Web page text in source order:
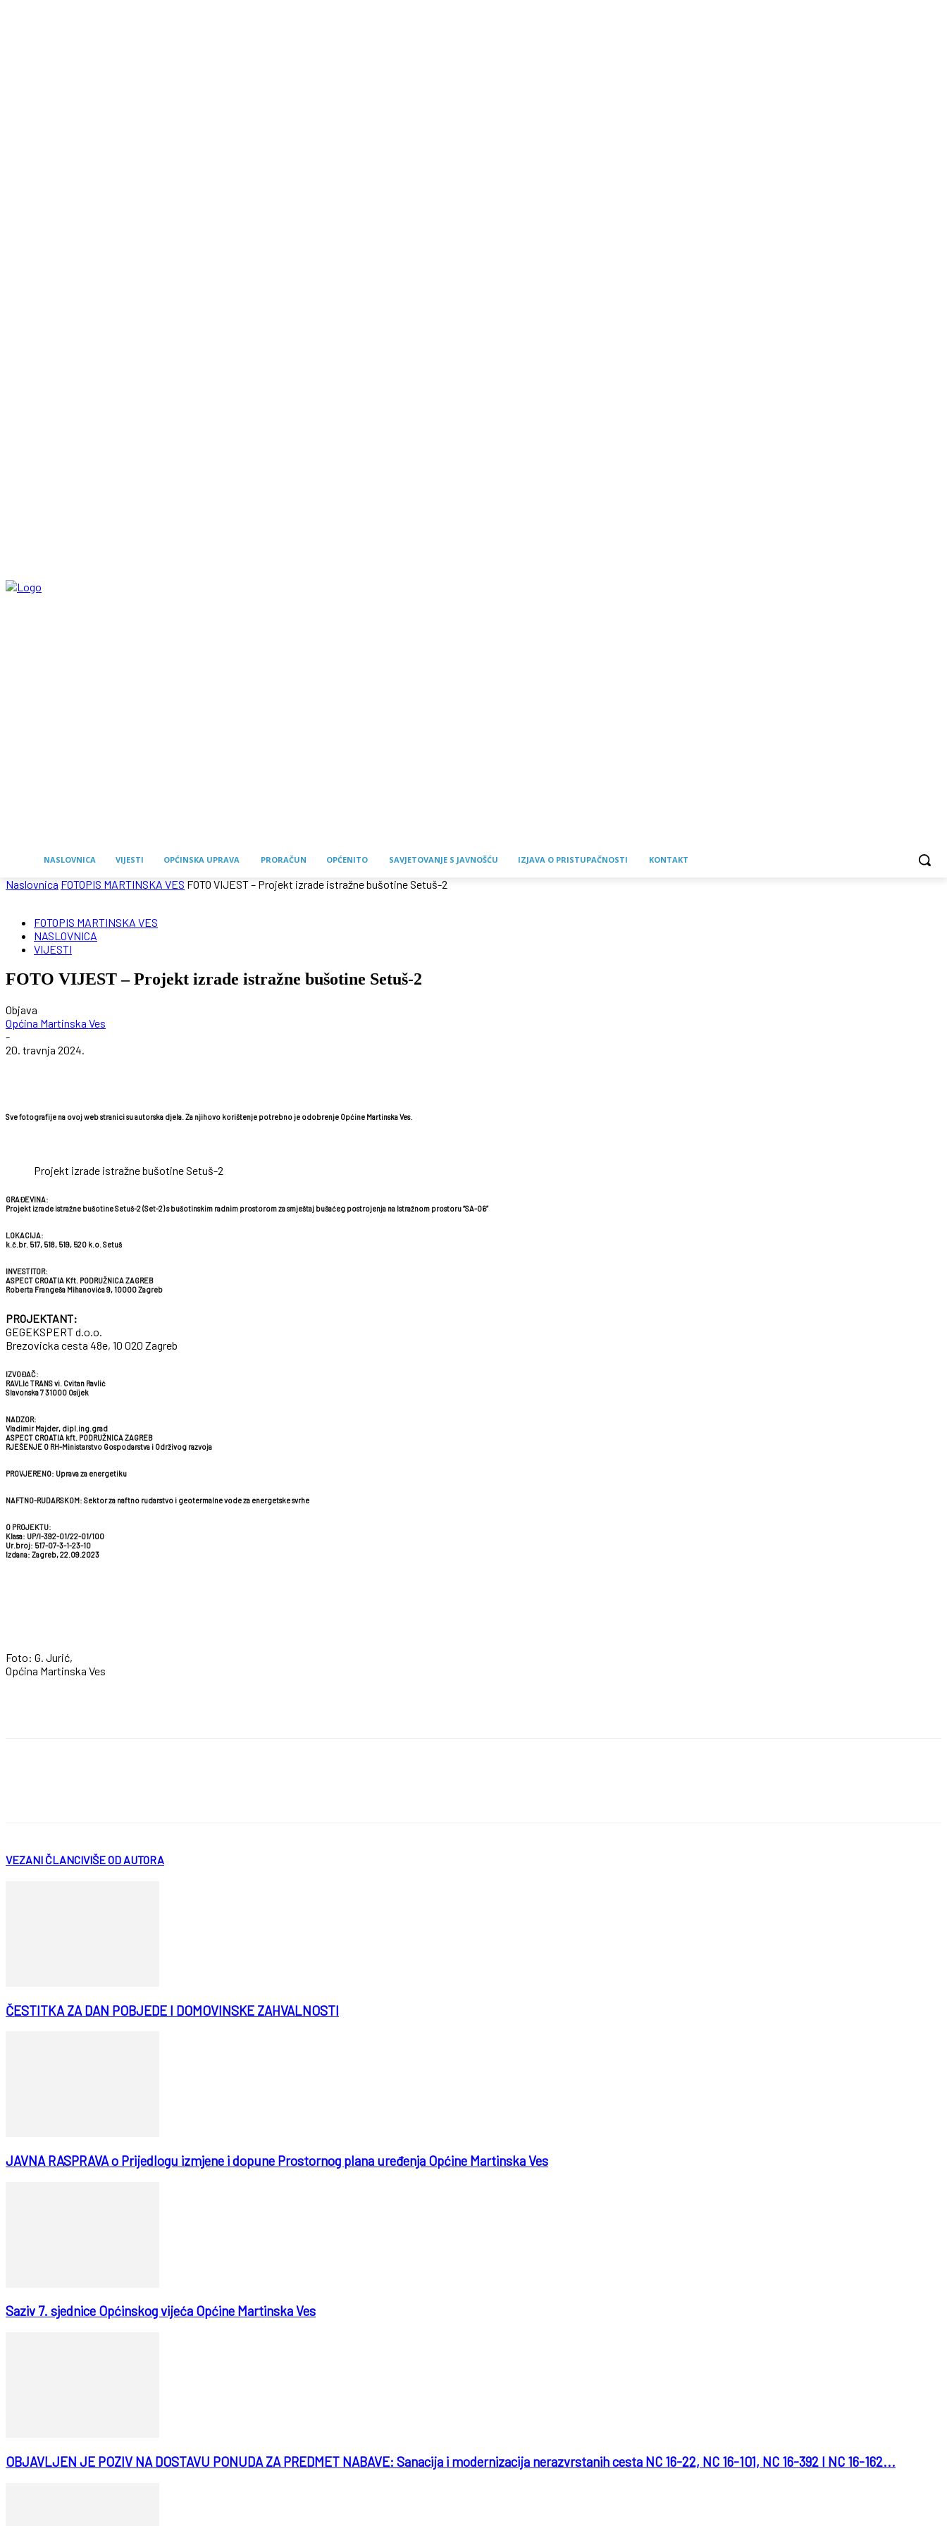
NASLOVNICA VIJESTI OPĆINSKA UPRAVA PRORAČUN OPĆENITO SAVJETOVANJE S JAVNOŠĆU IZJAVA O PRISTUPAČNOSTI KONTAKT
Naslovnica FOTOPIS MARTINSKA VES FOTO VIJEST – Projekt izrade istražne bušotine Setuš-2
FOTOPIS MARTINSKA VES
NASLOVNICA
VIJESTI
FOTO VIJEST – Projekt izrade istražne bušotine Setuš-2
Objava
Općina Martinska Ves
-
20. travnja 2024.
Sve fotografije na ovoj web stranici su autorska djela. Za njihovo korištenje potrebno je odobrenje Općine Martinska Ves.
Projekt izrade istražne bušotine Setuš-2
GRAĐEVINA:
Projekt izrade istražne bušotine Setuš-2 (Set-2) s bušotinskim radnim prostorom za smještaj bušaćeg postrojenja na Istražnom prostoru “SA-06”
LOKACIJA:
k.č.br. 517, 518, 519, 520 k.o. Setuš
INVESTITOR:
ASPECT CROATIA Kft. PODRUŽNICA ZAGREB
Roberta Frangeša Mihanovića 9, 10000 Zagreb
PROJEKTANT:
GEGEKSPERT d.o.o.
Brezovicka cesta 48e, 10 020 Zagreb
IZVOĐAČ:
RAVLIć TRANS vi. Cvitan Ravlić
Slavonska 7 31000 Osijek
NADZOR:
Vladimir Majder, dipl.ing.grad
ASPECT CROATIA kft. PODRUŽNICA ZAGREB
RJEŠENJE O RH-Ministarstvo Gospodarstva i Održivog razvoja
PROVJERENO: Uprava za energetiku
NAFTNO-RUDARSKOM: Sektor za naftno rudarstvo i geotermalne vode za energetske svrhe
O PROJEKTU:
Klasa: UP/I-392-01/22-01/100
Ur.broj: 517-07-3-1-23-10
Izdana: Zagreb, 22.09.2023
Foto: G. Jurić,
Općina Martinska Ves
VEZANI ČLANCIVIŠE OD AUTORA
ČESTITKA ZA DAN POBJEDE I DOMOVINSKE ZAHVALNOSTI
JAVNA RASPRAVA o Prijedlogu izmjene i dopune Prostornog plana uređenja Općine Martinska Ves
Saziv 7. sjednice Općinskog vijeća Općine Martinska Ves
OBJAVLJEN JE POZIV NA DOSTAVU PONUDA ZA PREDMET NABAVE: Sanacija i modernizacija nerazvrstanih cesta NC 16-22, NC 16-101, NC 16-392 I NC 16-162...